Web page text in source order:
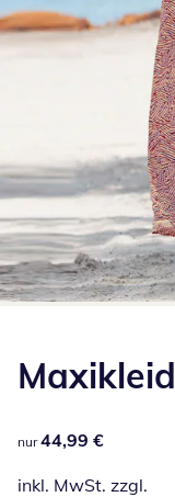
Maxikleid
44,99 €
nur 44,99 €
inkl. MwSt. zzgl.